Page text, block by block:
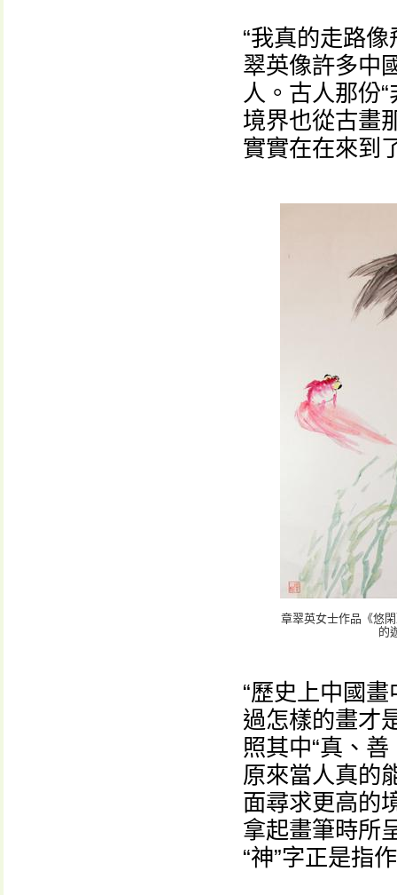
“我真的走路
翠英像許多中
人。古人那份
境界也從古畫
實實在在來到
章翠英女士作品《悠
的
“歷史上中國
過怎樣的畫才
照其中“真、
原來當人真的
面尋求更高的
拿起畫筆時所
“神”字正是指